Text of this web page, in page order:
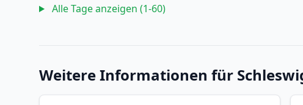
Alle Tage anzeigen (1-60)
Weitere Informationen für